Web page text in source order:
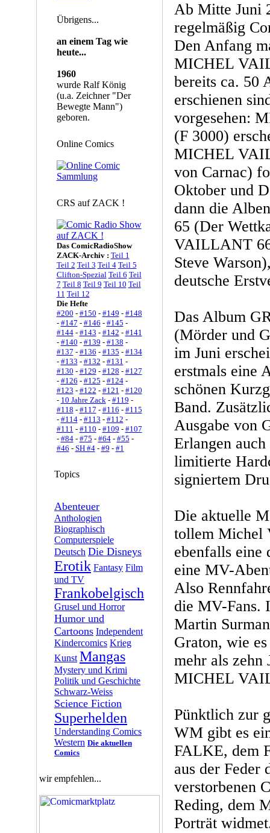
Übrigens...
an einem Tag wie
heute...
1960
wurde Ralf König
(u.a. Zeichner "Der
Bewegte Mann")
geboren.
Online Comics
CRS auf ZACK !
Das ComicRadioShow
ZACK-Archiv : Teil 1
Teil 2 Teil 3 Teil 4 Teil 5
Clifton-Spezial Teil 6 Teil
7 Teil 8 Teil 9 Teil 10 Teil
11 Teil 12
Die Hefte
#200 - #150 - #149 - #148
- #147 - #146 - #145 -
#144- #143 - #142 - #141
- #140 - #139 - #138 -
#137 - #136 - #135 - #134
- #133 - #132 - #131 -
#130 - #129 - #128 - #127
- #126 - #125 - #124-
#123 - #122 - #121 - #120
- 10 Jahre Zack- #119 -
#118 - #117 - #116 - #115
- #114- #113 - #112 -
#111 - #110 - #109 - #107
- #84- #75 - #64- #55 -
#46 - SH #4- #9 - #1
Topics
Abenteuer
Anthologien
Biographisch
Computerspiele
Deutsch Die Disneys
Erotik Fantasy Film
und TV
Frankobelgisch
Grusel und Horror
Humor und
Cartoons Independent
Kindercomics Krieg
Kunst Mangas
Mystery und Krimi
Politik und Geschichte
Schwarz-Weiss
Science Fiction
Superhelden
Understanding Comics
Western Die aktuellen
Comics
wir empfehlen...
Ab Mitte Juni
regelmäßig
Den Anfang
MICHEL
bereits ca. 50
erschienen
vorgesehen:
(F 3000)
MICHEL
von Carnac)
Oktober und
dann die
65 (Der
VAILLANT
Steve
deutsche
Das Album
(Mörder und
im Juni
erstmals eine
schönen
Band.
Ausgabe von
Erlangen
limitierte
signiertem
Die aktuelle
tollem Michel
ebenfalls eine
eine MV-
Also
die MV-Fans.
Martin
Graton, wie
mehr als zehn
MICHEL
Pünktlich zur
WM gibt es
FALKE, dem
aus der Feder
verstorbenen
Reding, dem
Porträt